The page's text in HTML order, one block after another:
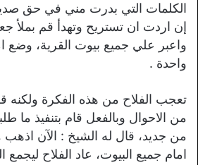
الكلمات التي بدرت مني في حق
إن اردت ان تستريح وتهدأ قم بملأ
واعبر علي جميع بيوت القرية،
واحدة .
تعجب الفلاح من هذه الفكرة ولكنه
من الاحوال وبالفعل قام بتنفيذ ما
من جديد، قال له الشيخ : الآن
امام جميع البيوت، عاد الفلاح